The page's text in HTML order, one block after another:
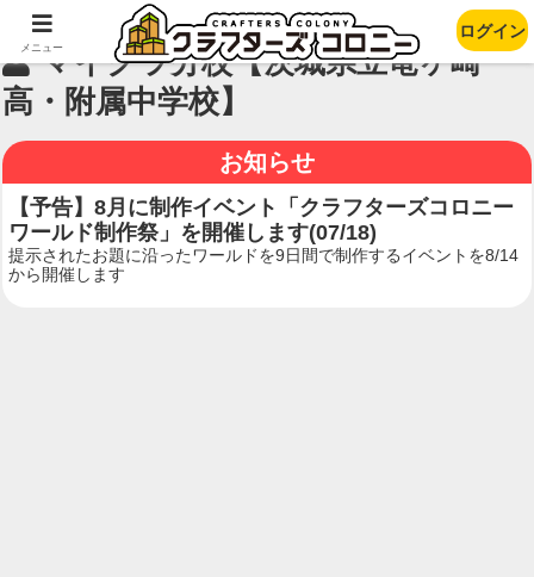
マイクラ分校【茨城県立竜ヶ崎一
高・附属中学校】
お知らせ
【予告】8月に制作イベント「クラフターズコロニー
ワールド制作祭」を開催します(07/18)
提示されたお題に沿ったワールドを9日間で制作するイベントを8/14
から開催します
メニュー
ログイン